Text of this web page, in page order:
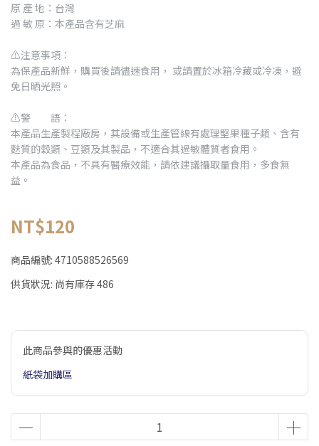
原 產 地：台灣
過 敏 原：本產品含有芝麻
⚠注意事項：
為保產品新鮮，購買後請儘速食用， 或請置於冰箱冷藏或冷凍，避
免日晒光照。
⚠警 語：
本產品生產製程廠房，其設備或生產管線有處理堅果種子類、含有
麩質的穀類、豆類及其製品，不適合其過敏體質者食用。
本產品為食品，不具有醫療效能，請依建議攝取量食用，多食無
益。
NT$120
商品編號: 4710588526569
供貨狀況: 尚有庫存 486
此商品參與的優惠活動
紙袋加購區